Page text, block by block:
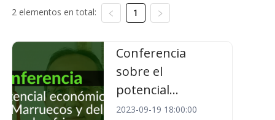
2 elementos en total: 1
Conferencia
sobre el
potencial...
2023-09-19 18:00:00